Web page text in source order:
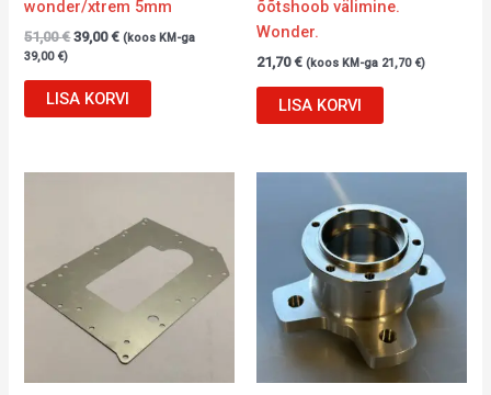
wonder/xtrem 5mm
51,00€ 39,00€ (koos KM-ga
39,00 €)
LISA KORVI
õõtshoob välimine.
Wonder.
21,70€ (koos KM-ga 21,70 €)
LISA KORVI